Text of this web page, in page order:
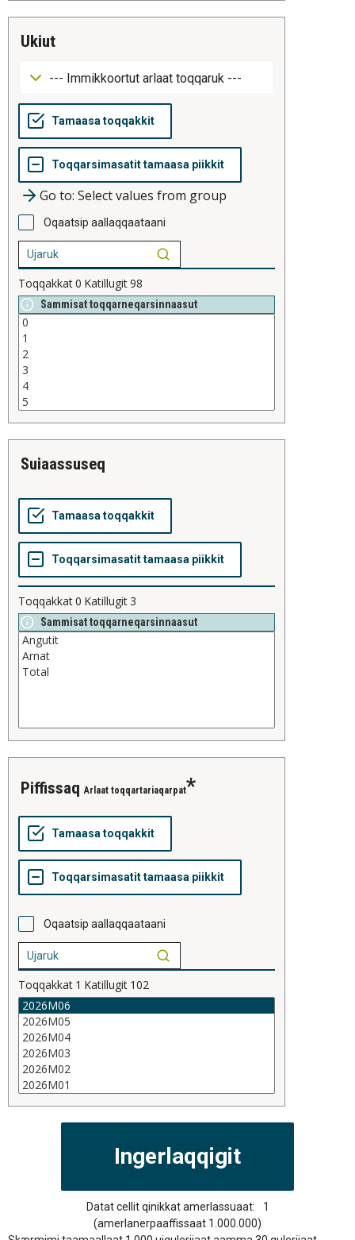
ukiut
Go to: Select values from group
Oqaatsip aallaqqaataani
Toqqakkat0 Katillugit98
Sammisat toqqarneqarsinnaasut
suiaassuseq
Toqqakkat0 Katillugit3
Sammisat toqqarneqarsinnaasut
piffissaq Arlaat toqqartariaqarpat
Oqaatsip aallaqqaataani
Toqqakkat 1 Katillugit 102
Datat cellit qinikkat amerlassuaat:
1
(amerlanerpaaffissaat 1.000.000)